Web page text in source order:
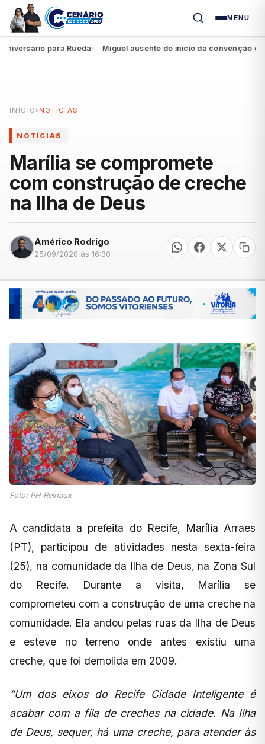
MENU
para Rueda● Miguel ausente do início da convenção da
INÍCIO › NOTÍCIAS
NOTÍCIAS
Marília se compromete
com construção de creche
na Ilha de Deus
Américo Rodrigo
25/09/2020 às 16:30
Foto: PH Reinaux
A candidata a prefeita do Recife, Marília Arraes
(PT), participou de atividades nesta sexta-feira
(25), na comunidade da Ilha de Deus, na Zona Sul
do Recife. Durante a visita, Marília se
comprometeu com a construção de uma creche na
comunidade. Ela andou pelas ruas da Ilha de Deus
e esteve no terreno onde antes existiu uma
creche, que foi demolida em 2009.
“Um dos eixos do Recife Cidade Inteligente é
acabar com a fila de creches na cidade. Na Ilha
de Deus, sequer, há uma creche, para atender às